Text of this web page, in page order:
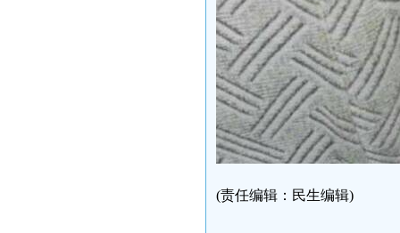
(责任编辑：民生编辑)